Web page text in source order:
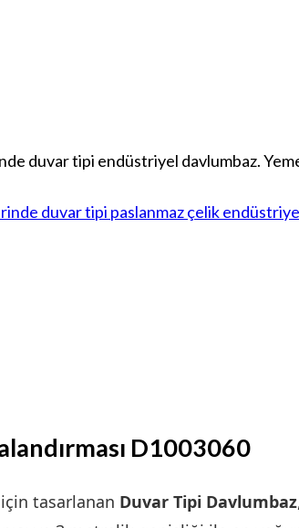
duvar tipi endüstriyel davlumbaz.
D1003060
tasarlanan Duvar Tipi Davlumbaz